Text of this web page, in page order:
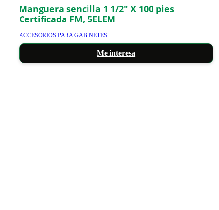
Manguera sencilla 1 1/2″ X 100 pies
Certificada FM, 5ELEM
ACCESORIOS PARA GABINETES
Me interesa